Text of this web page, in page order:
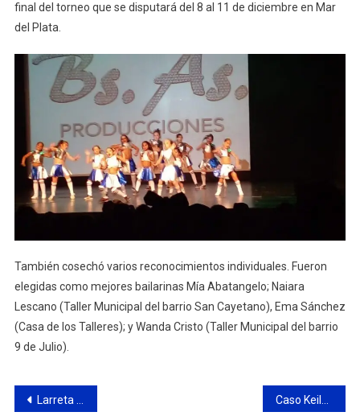
final del torneo que se disputará del 8 al 11 de diciembre en Mar
del Plata.
También cosechó varios reconocimientos individuales. Fueron
elegidas como mejores bailarinas Mía Abatangelo; Naiara
Lescano (Taller Municipal del barrio San Cayetano), Ema Sánchez
(Casa de los Talleres); y Wanda Cristo (Taller Municipal del barrio
9 de Julio).
Navegación
Larreta visitó Campana y junto a Abella se reunieron con empresarios, emprendedores y vecinos